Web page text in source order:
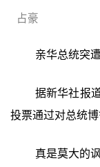
占豪
亲华总统突
据新华社报
投票通过对总统
真是莫大的讽